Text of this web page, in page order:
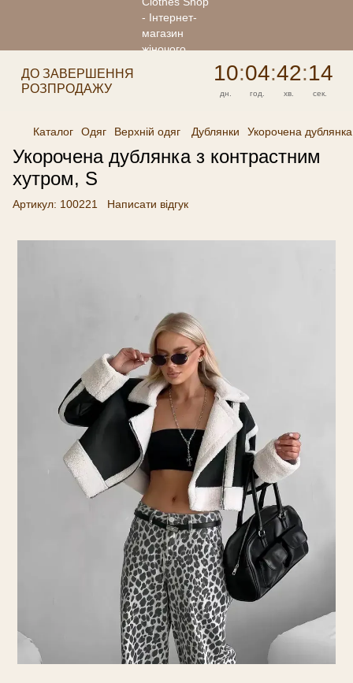
ДО ЗАВЕРШЕННЯ
РОЗПРОДАЖУ
10:04:42:14
дн. год. хв. сек.
Каталог Одяг Верхній одяг Дублянки Укорочена
Укорочена дублянка з контрастним
хутром, S
Артикул: 100221 Написати відгук